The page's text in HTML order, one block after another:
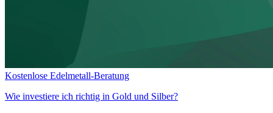
Kostenlose Edelmetall-Beratung
Wie investiere ich richtig in Gold und Silber?